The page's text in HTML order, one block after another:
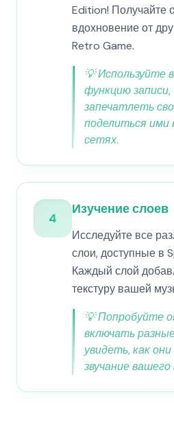
Edition! Получайте
вдохновение от
Retro Game.
💡Используйте
функцию
запечатлеть
поделиться ими
сетях.
4
Изучение слоев
Исследуйте все
слои, доступные в
Каждый слой
текстуру вашей
💡Попробуйте
включать
увидеть, как
звучание